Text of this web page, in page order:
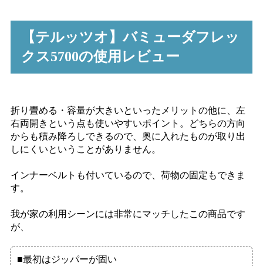
【テルッツオ】バミューダフレッ
クス5700の使用レビュー
折り畳める・容量が大きいといったメリットの他に、左
右両開きという点も使いやすいポイント。どちらの方向
からも積み降ろしできるので、奥に入れたものが取り出
しにくいということがありません。
インナーベルトも付いているので、荷物の固定もできま
す。
我が家の利用シーンには非常にマッチしたこの商品です
が、
■最初はジッパーが固い